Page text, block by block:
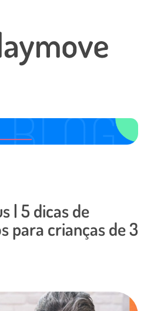
| 5 dicas de
para crianças de 3